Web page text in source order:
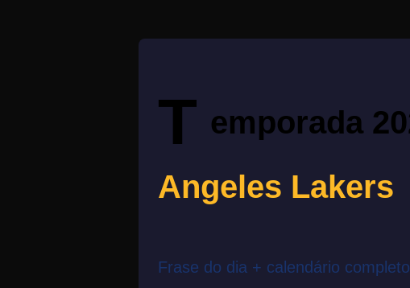
T emporada
Angeles Lakers
Frase do dia + calendário